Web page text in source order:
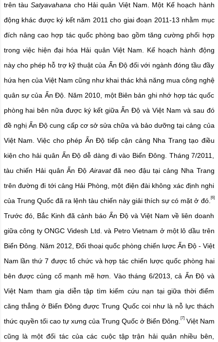
trên tàuSatyavahana cho Hải quân Việt Nam. Một Kế hoạch hành
động khác được ký kết năm 2011 cho giai đoạn 2011-13 nhằm mục
đích nâng cao hợp tác quốc phòng bao gồm tăng cường phối hợp
trong việc hiện đại hóa Hải quân Việt Nam. Kế hoạch hành động
này cho phép hỗ trợ kỹ thuật của Ấn Độ đối với ngành đóng tầu đầy
hứa hẹn của Việt Nam cũng như khai thác khả năng mua công nghệ
quân sự của Ấn Độ. Năm 2010, một Biên bản ghi nhớ hợp tác quốc
phòng hai bên nữa được ký kết giữa Ấn Độ và Việt Nam và sau đó
đề nghị Ấn Độ cung cấp cơ sở sửa chữa và bảo dưỡng tại cảng của
Việt Nam. Việc cho phép Ấn Độ tiếp cận cảng Nha Trang tạo điều
kiện cho hải quân Ấn Độ dễ dàng đi vào Biển Đông. Tháng 7/2011,
tàu chiến Hải quân Ấn Độ Airavatđã neo đậu tại cảng Nha Trang
trên đường đi tới cảng Hải Phòng, một điện đài không xác định nghi
của Trung Quốc đã ra lệnh tàu chiến này giải thích sự có mặt ở đó. [6]
Trước đó, Bắc Kinh đã cảnh báo Ấn Độ và Việt Nam về liên doanh
giữa công ty ONGC Videsh Ltd. và Petro Vietnam ở một lô dầu trên
Biển Đông. Năm 2012, Đối thoại quốc phòng chiến lược Ấn Độ - Việt
Nam lần thứ 7 được tổ chức và hợp tác chiến lược quốc phòng hai
bên được củng cố mạnh mẽ hơn. Vào tháng 6/2013, cả Ấn Độ và
Việt Nam tham gia diễn tập tìm kiếm cứu nạn tại giữa thời điểm
căng thẳng ở Biển Đông được Trung Quốc coi như là nỗ lực thách
thức quyền tối cao tự xưng của Trung Quốc ở Biển Đông. [7]Việt Nam
cũng là một đối tác của các cuộc tập trận hải quân nhiều bên,